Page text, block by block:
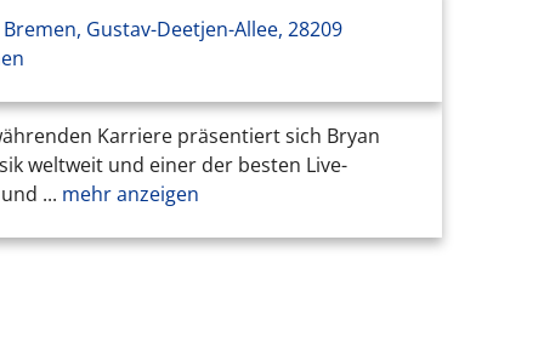
Bremen, Gustav-Deetjen-Allee, 28209
Karriere präsentiert sich Bryan
weltweit und einer der besten Live-
... mehr anzeigen